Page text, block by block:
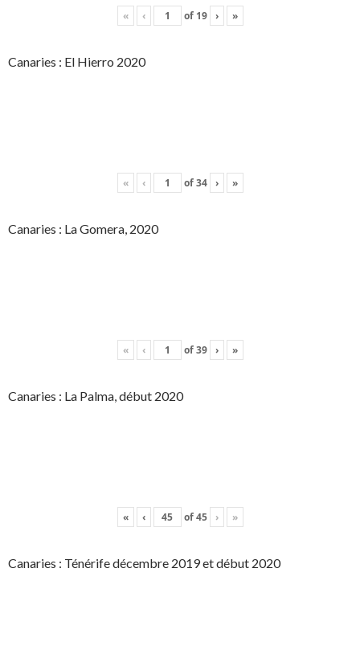
« ‹ of 19 › »
Canaries : El Hierro 2020
« ‹ of34 › »
Canaries : La Gomera, 2020
« ‹ of39 › »
Canaries : La Palma, début 2020
« ‹ of45 › »
Canaries : Ténérife décembre 2019 et début 2020